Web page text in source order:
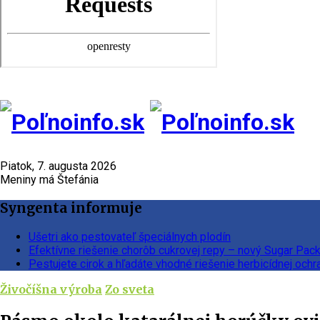
Piatok, 7. augusta 2026
Meniny má Štefánia
Syngenta informuje
Ušetri ako pestovateľ špeciálnych plodín
Efektívne riešenie chorôb cukrovej repy – nový Sugar Pack
Pestujete cirok a hľadáte vhodné riešenie herbicídnej
Živočíšna výroba Zo sveta